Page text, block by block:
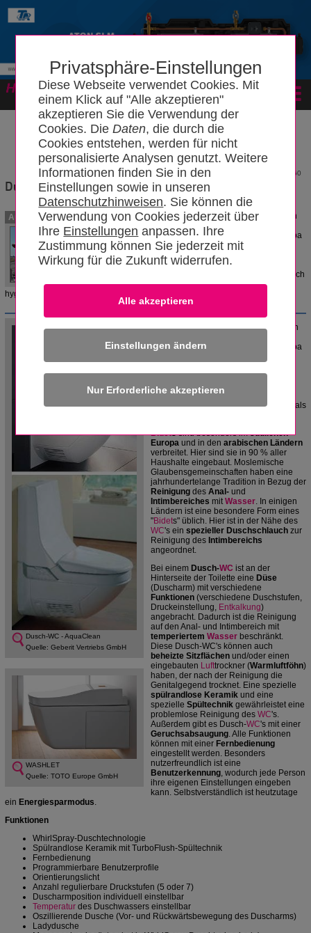
Privatsphäre-Einstellungen
Diese Webseite verwendet Cookies. Mit
einem Klick auf "Alle akzeptieren"
akzeptieren Sie die Verwendung der
Cookies. DieDaten, die durch die
Cookies entstehen, werden für nicht
personalisierte Analysen genutzt. Weitere
Informationen finden Sie in den
Einstellungen sowie in unseren
Datenschutzhinweisen. Sie können die
Verwendung von Cookies jederzeit über
Ihre Einstellungen anpassen. Ihre
Zustimmung können Sie jederzeit mit
Wirkung für die Zukunft widerrufen.
Einstellungen ändern
2560
Dusch-WC
Autoren
Ein Dusch-WC ist eine Verbindung von
WC und Bidet in einem Bauteil. In den
Badezimmern in Mittel- und Nordeuropa
werden ein Bidet selten eingeplant.
Durch den Einsatz eines Dusch-WC's
kann die Funktion eines Bidets auch
nachträglich eingebaut werden. Dadurch
ist die Reinigung mit Wasser
hygienischer als Papier und schneller als ein Bidet erfolgen.
Dusch-WC - AquaClean
Quelle: Geberit Vertriebs GmbH
WASHLET
Quelle: TOTO Europe GmbH
EinDusch-WCist eine Verbindung von
Badezimmern in Mittel- und Nordeuropa
kann die Funktion einesBidets auch
nachträglich eingebaut
Dadurch ist dieReinigung
hygienischer als Papier und schneller als
Bidetssind besonders imsüdlichen
Europa und in den arabischen Ländern
verbreitet. Hier sind sie in 90 % aller
Haushalte eingebaut. Moslemische
Glaubensgemeinschaften haben eine
jahrhundertelange Tradition in Bezug der
Reinigung des Anal- und
Intimbereiches mitWasser. In einigen
Ländern ist eine besondere Form eines
"Bidets" üblich. Hier ist in der Nähe des
WC's ein spezieller Duschschlauch zur
Reinigung des Intimbereichs
angeordnet.
Bei einem Dusch-WC ist an der
Hinterseite der Toilette eine Düse
(Duscharm) mit verschiedene
Funktionen (verschiedene Duschstufen,
Druckeinstellung, Entkalkung)
angebracht. Dadurch ist die Reinigung
auf den Anal- und Intimbereich mit
temperiertem Wasser beschränkt.
Diese Dusch-WC's können auch
beheizte Sitzflächen und/oder einen
eingebauten Lufttrockner (Warmluftföhn)
haben, der nach der Reinigung die
Genitalgegend trocknet. Eine spezielle
spülrandlose Keramik und eine
spezielle Spültechnik gewährleistet eine
problemlose Reinigung des WC's.
Außerdem gibt es Dusch-WC's mit einer
Geruchsabsaugung. Alle Funktionen
können mit einer Fernbedienung
eingestellt werden. Besonders
nutzerfreundlich ist eine
Benutzerkennung, wodurch jede Person
ihre eigenen Einstellungen eingeben
kann. Selbstverständlich ist heutzutage
ein Energiesparmodus.
Funktionen
WhirlSpray-Duschtechnologie
Spülrandlose Keramik mit TurboFlush-Spültechnik
Fernbedienung
Programmierbare Benutzerprofile
Orientierungslicht
Anzahl regulierbare Druckstufen (5 oder 7)
Duscharmposition individuell einstellbar
Temperatur des Duschwassers einstellbar
Oszillierende Dusche (Vor- und Rückwärtsbewegung des Duscharms)
Ladydusche